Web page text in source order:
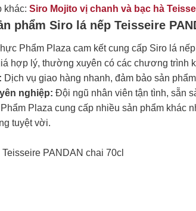
khác: Siro Mojito vị chanh và bạc hà
phẩm Siro lá nếp Teisseire
Phẩm Plaza cam kết cung cấp Siro lá
hợp lý, thường xuyên có các chương trình
Dịch vụ giao hàng nhanh, đảm bảo sản
nghiệp: Đội ngũ nhân viên tận tình, sẵn
Plaza cung cấp nhiều sản phẩm khác
tuyệt vời.
PANDAN chai 70cl